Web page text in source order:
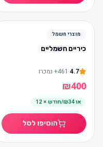
מוצרי חשמל
כיריים חשמליים
4.7
·
461
+ נמכרו
₪400
או₪34/חודש × 12
הוסיפו לסל